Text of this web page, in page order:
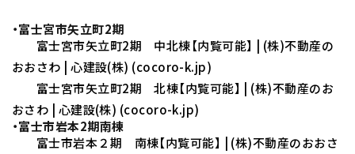
・富士宮市矢立町2期
富士宮市矢立町2期 中北棟【内覧可能】 | (株)不動産の
おおさわ | 心建設(株) (cocoro-k.jp)
富士宮市矢立町2期 北棟【内覧可能】 | (株)不動産のお
おさわ | 心建設(株) (cocoro-k.jp)
・富士市岩本2期南棟
富士市岩本２期 南棟【内覧可能】 | (株)不動産のおおさ